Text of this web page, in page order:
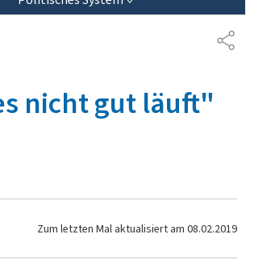
T
E
nicht gut läuft"
Zum letzten Mal aktualisiert am 08.02.2019